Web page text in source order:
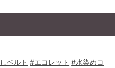
ベルト #エコレット #水染めコ